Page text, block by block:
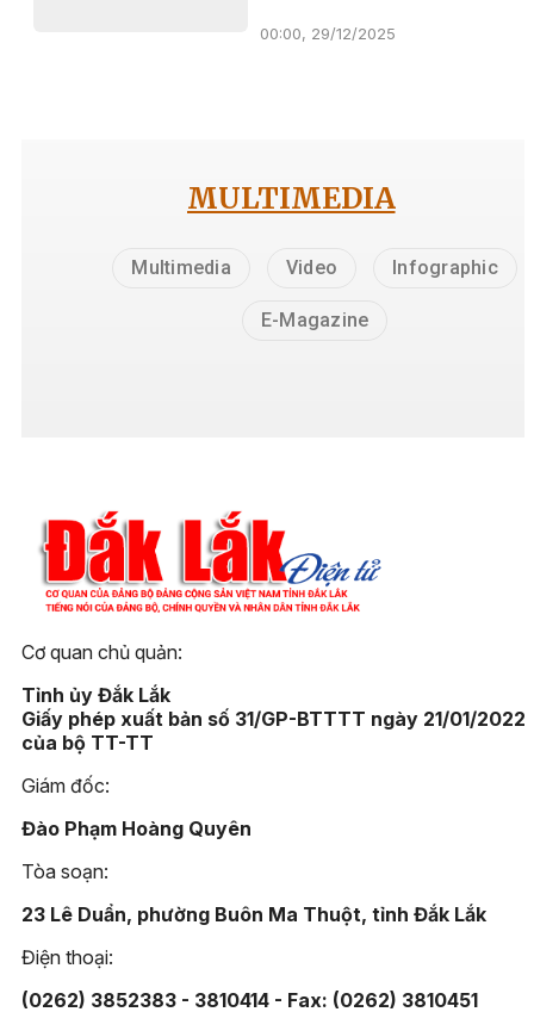
00:00, 29/12/2025
MULTIMEDIA
Multimedia Video Infographic
E-Magazine
Cơ quan chủ quản:
Tỉnh ủy Đắk Lắk
Giấy phép xuất bản số 31/GP-BTTTT ngày 21/01/2022
của bộ TT-TT
Giám đốc:
Đào Phạm Hoàng Quyên
Tòa soạn:
23 Lê Duẩn, phường Buôn Ma Thuột, tỉnh Đắk Lắk
Điện thoại:
(0262) 3852383 - 3810414 - Fax: (0262) 3810451